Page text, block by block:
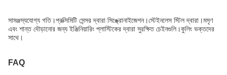
সামঞ্জস্যযোগ্য গতি।প্রক্সিমিটি সেন্সর দ্বারা সিঙ্ক্রোনাইজেশন।স্টেইনলেস স্টিল দ্বারা।মসৃণ
এবং শান্ত দৌড়ানোর জন্য ইঞ্জিনিয়ারিং প্লাস্টিকের দ্বারা সুরক্ষিত চেইনগুলি।কুলিং ভক্তদের
সাথে।
FAQ